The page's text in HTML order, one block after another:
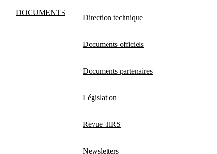
DOCUMENTS
Direction technique
Documents officiels
Documents partenaires
Législation
Revue TiRS
Newsletters